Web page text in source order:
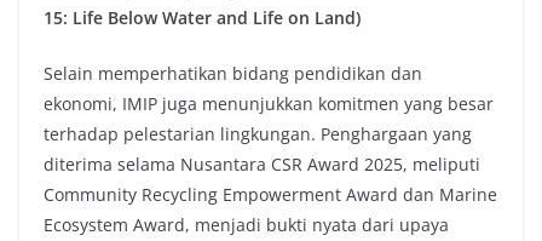
15: Life Below Water and Life on Land)
Selain memperhatikan bidang pendidikan dan
ekonomi, IMIP juga menunjukkan komitmen yang besar
terhadap pelestarian lingkungan. Penghargaan yang
diterima selama Nusantara CSR Award 2025, meliputi
Community Recycling Empowerment Award dan Marine
Ecosystem Award, menjadi bukti nyata dari upaya